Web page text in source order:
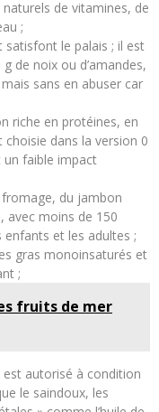
de vitamines, de
;
satisfont le palais ; il est
de noix ou d’amandes,
sans en abuser car
riche en protéines, en
dans la version 0
un faible impact
du jambon
avec moins de 150
et les adultes ;
gras monoinsaturés et
;
fruits de mer
autorisé à condition
le saindoux, les